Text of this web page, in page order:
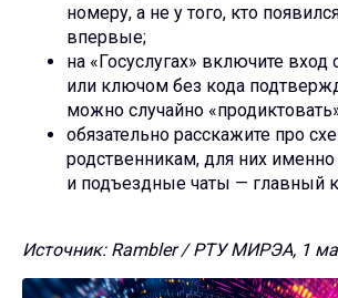
номеру, а не у того, кто
впервые;
на «Госуслугах» включите вход
или ключом без кода
можно случайно
обязательно расскажите про
родственникам, для них
и подъездные чаты — главный
Источник: Rambler / РТУ МИРЭА, 1